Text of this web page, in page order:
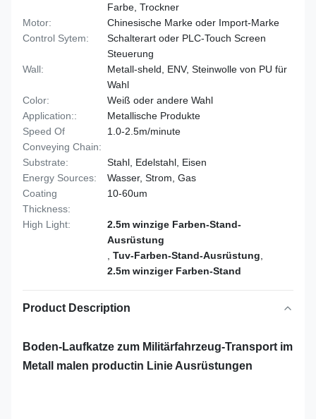
Farbe, Trockner
Motor:
Chinesische Marke oder Import-Marke
Control Sytem:
Schalterart oder PLC-Touch Screen
Steuerung
Wall:
Metall-sheld, ENV, Steinwolle von PU für
Wahl
Color:
Weiß oder andere Wahl
Application::
Metallische Produkte
Speed Of
Conveying Chain:
1.0-2.5m/minute
Substrate:
Stahl, Edelstahl, Eisen
Energy Sources:
Wasser, Strom, Gas
Coating
Thickness:
10-60um
High Light:
2.5m winzige Farben-Stand-
Ausrüstung
Tuv-Farben-Stand-Ausrüstung
2.5m winziger Farben-Stand
Product Description
Boden-Laufkatze zum Militärfahrzeug-Transport im
Metall malen productin Linie Ausrüstungen